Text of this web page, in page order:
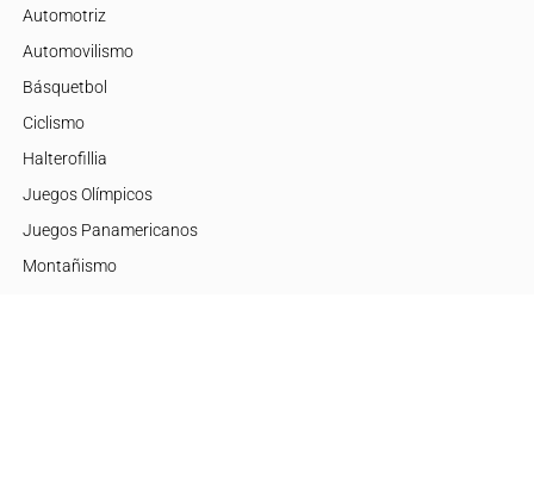
Automotriz
Automovilismo
Básquetbol
Ciclismo
Halterofillia
Juegos Olímpicos
Juegos Panamericanos
Montañismo